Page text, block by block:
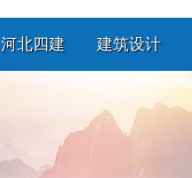
河北四建 建筑设计